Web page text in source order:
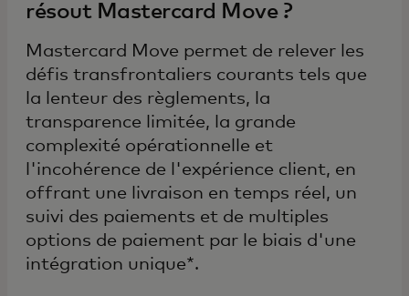
résout Mastercard Move ?
Mastercard Move permet de relever les
défis transfrontaliers courants tels que
la lenteur des règlements, la
transparence limitée, la grande
complexité opérationnelle et
l'incohérence de l'expérience client, en
offrant une livraison en temps réel, un
suivi des paiements et de multiples
options de paiement par le biais d'une
intégration unique*.